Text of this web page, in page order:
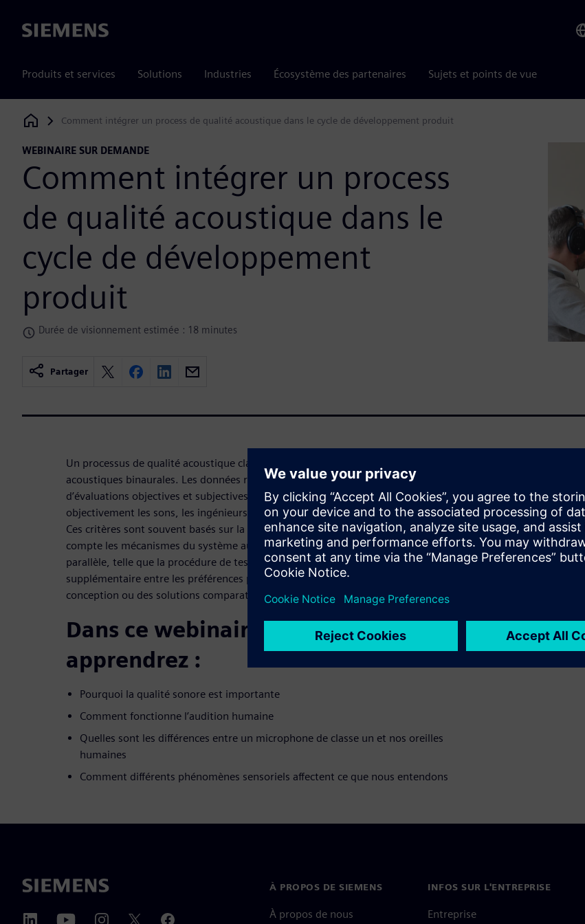
Siemens
Produits et services Solutions Industries Écosystème des partenaires Sujets et points de vue
Siemens Digital Industries Software
Comment intégrer un process de qualité acoustique dans le cycle de développement produit
WEBINAIRE SUR DEMANDE
Comment intégrer un process
de qualité acoustique dans le
cycle de développement
produit
Durée de visionnement estimée : 18 minutes
Partager
Un processus de qualité acoustique classique commence par des mesures
acoustiques binaurales. Les données recueillies sont analysées au moyen
d’évaluations objectives et subjectives. Afin de classer et d’évaluer
objectivement les sons, les ingénieurs utilisent des critères de qualité sonore.
Ces critères sont souvent basés sur la théorie psychoacoustique, qui prend en
compte les mécanismes du système auditif humain. Une évaluation subjective
parallèle, telle que la procédure de test de jury, aide à établir un lien
supplémentaire entre les préférences pour certains sons, les variantes de
conception ou des solutions comparatives.
Dans ce webinaire, vous
apprendrez :
Pourquoi la qualité sonore est importante
Comment fonctionne l’audition humaine
Quelles sont les différences entre un microphone de classe un et nos oreilles
humaines
Comment différents phénomènes sensoriels affectent ce que nous entendons
À PROPOS DE SIEMENS
À propos de nous
INFOS SUR L'ENTREPRISE
Entreprise